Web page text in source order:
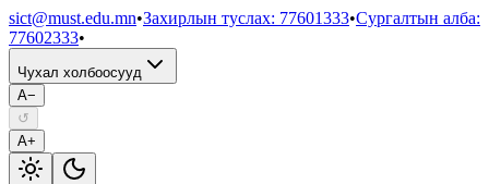
sict@must.edu.mn•Захирлын туслах: 77601333•Сургалтын алба:
77602333•
Чухал холбоосууд
A−
↺
A+